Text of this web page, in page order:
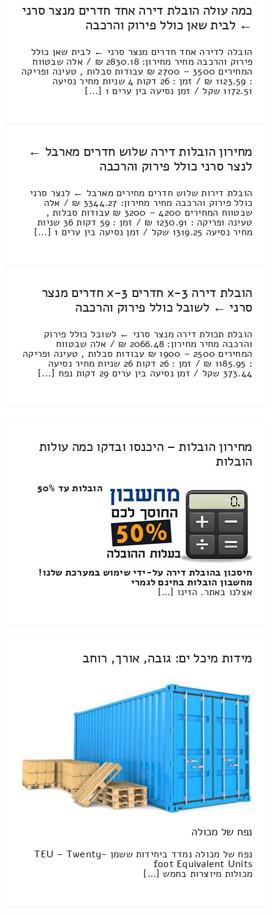
כמה עולה הובלת דירה אחד חדרים מנצר סרני
← לבית שאן כולל פירוק והרכבה
הובלה לדירה אחד חדרים מנצר סרני ← לבית שאן כולל
פירוק והרכבה מחיר מחירון: 2830.18 ₪ / אלה שבטווח
המחירים 3500 – 2700 ₪ עבודות סבלות , טעינה ופריקה
: 1123.59 ₪ / זמן : 26 דקות 4 שניות מחיר נסיעה
1172.51 שקל / זמן נסיעה בין ערים 1 [...]
מחירון הובלות דירה שלוש חדרים מארבל ←
לנצר סרני כולל פירוק והרכבה
הובלת דירות שלוש חדרים מחירים מארבל ← לנצר סרני
כולל פירוק והרכבה מחיר מחירון: 3344.27 ₪ / אלה
שבטווח המחירים 4200 – 3200 ₪ עבודות סבלות ,
טעינה ופריקה : 1230.91 ₪ / זמן : 59 דקות 36 שניות
מחיר נסיעה 1319.25 שקל / זמן נסיעה בין ערים 1 [...]
הובלת דירה 3-x חדרים 3-x חדרים מנצר
סרני ← לשובל כולל פירוק והרכבה
הובלת תכולת דירה מנצר סרני ← לשובל כולל פירוק
והרכבה מחיר מחירון: 2066.48 ₪ / אלה שבטווח
המחירים 2500 – 1900 ₪ עבודות סבלות , טעינה ופריקה
: 1185.95 ₪ / זמן : 26 דקות 26 שניות מחיר נסיעה
373.44 שקל / זמן נסיעה בין ערים 29 דקות נפח [...]
מחירון הובלות – היכנסו ובדקו כמה עולות
הובלות
הובלות עד 50%
חיסכון בהובלת דירה על-ידי שימוש במערכת שלנו!
מחשבון הובלות בחינם לגמרי
אצלנו באתר. הזינו […]
מידות מיכל ים: גובה, אורך, רוחב
נפח של מכולה
נפח של מכולה נמדד ביחידות ששמן TEU – Twenty-
foot Equivalent Units
מכולות מיוצרות בחמש […]